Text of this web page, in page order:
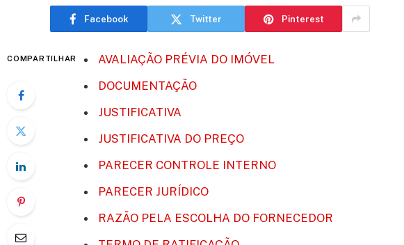
Facebook Twitter Pinterest
COMPARTILHAR
AVALIAÇÃO PRÉVIA DO IMÓVEL
DOCUMENTAÇÃO
JUSTIFICATIVA
JUSTIFICATIVA DO PREÇO
PARECER CONTROLE INTERNO
PARECER JURÍDICO
RAZÃO PELA ESCOLHA DO FORNECEDOR